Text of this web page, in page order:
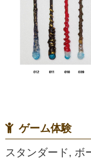
ゲーム体験
スタンダード, ボ